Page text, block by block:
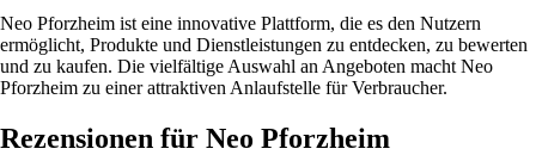
Neo Pforzheim ist eine innovative Plattform, die es den Nutzern
ermöglicht, Produkte und Dienstleistungen zu entdecken, zu bewerten
und zu kaufen. Die vielfältige Auswahl an Angeboten macht Neo
Pforzheim zu einer attraktiven Anlaufstelle für Verbraucher.
Rezensionen für Neo Pforzheim